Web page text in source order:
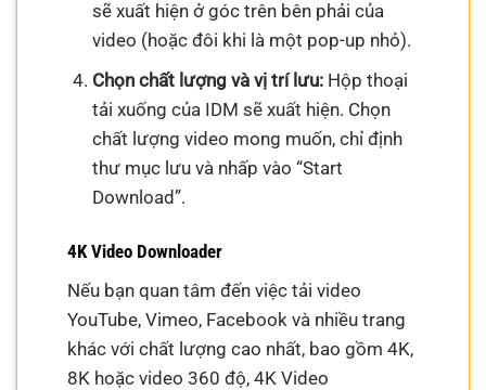
sẽ xuất hiện ở góc trên bên phải của
video (hoặc đôi khi là một pop-up nhỏ).
Chọn chất lượng và vị trí lưu:Hộp thoại
tải xuống của IDM sẽ xuất hiện. Chọn
chất lượng video mong muốn, chỉ định
thư mục lưu và nhấp vào “Start
Download”.
4K Video Downloader
Nếu bạn quan tâm đến việc tải video
YouTube, Vimeo, Facebook và nhiều trang
khác với chất lượng cao nhất, bao gồm 4K,
8K hoặc video 360 độ, 4K Video